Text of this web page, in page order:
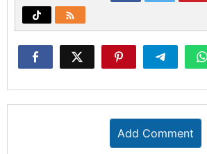
Add Comment